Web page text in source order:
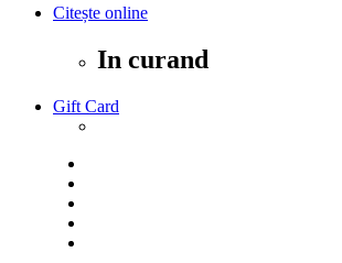
Citește online
In curand
Gift Card